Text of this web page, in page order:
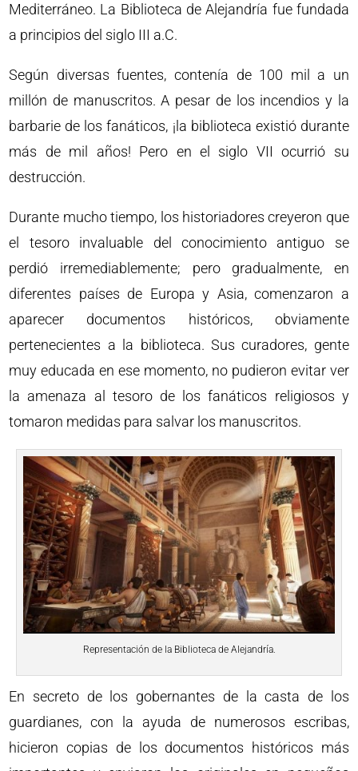
Mediterráneo. La Biblioteca de Alejandría fue fundada
a principios del siglo III a.C.
Según diversas fuentes, contenía de 100 mil a un
millón de manuscritos. A pesar de los incendios y la
barbarie de los fanáticos, ¡la biblioteca existió durante
más de mil años! Pero en el siglo VII ocurrió su
destrucción.
Durante mucho tiempo, los historiadores creyeron que
el tesoro invaluable del conocimiento antiguo se
perdió irremediablemente; pero gradualmente, en
diferentes países de Europa y Asia, comenzaron a
aparecer documentos históricos, obviamente
pertenecientes a la biblioteca. Sus curadores, gente
muy educada en ese momento, no pudieron evitar ver
la amenaza al tesoro de los fanáticos religiosos y
tomaron medidas para salvar los manuscritos.
Representación de la Biblioteca de Alejandría.
En secreto de los gobernantes de la casta de los
guardianes, con la ayuda de numerosos escribas,
hicieron copias de los documentos históricos más